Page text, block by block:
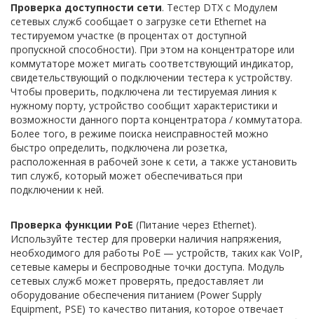
Проверка доступности сети. Тестер DTX с Модулем
сетевых служб сообщает о загрузке сети Ethernet на
тестируемом участке (в процентах от доступной
пропускной способности). При этом на концентраторе или
коммутаторе может мигать соответствующий индикатор,
свидетельствующий о подключении тестера к устройству.
Чтобы проверить, подключена ли тестируемая линия к
нужному порту, устройство сообщит характеристики и
возможности данного порта концентратора / коммутатора.
Более того, в режиме поиска неисправностей можно
быстро определить, подключена ли розетка,
расположенная в рабочей зоне к сети, а также установить
тип служб, который может обеспечиваться при
подключении к ней.
Проверка функции PoE (Питание через Ethernet).
Используйте тестер для проверки наличия напряжения,
необходимого для работы PoE — устройств, таких как VoIP,
сетевые камеры и беспроводные точки доступа. Модуль
сетевых служб может проверять, предоставляет ли
оборудование обеспечения питанием (Power Supply
Equipment, PSE) то качество питания, которое отвечает